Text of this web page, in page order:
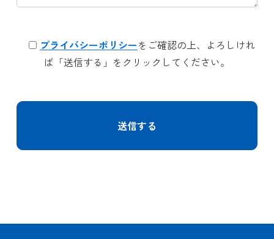
プライバシーポリシーをご確認の上、よろしけれ
ば「送信する」をクリックしてください。